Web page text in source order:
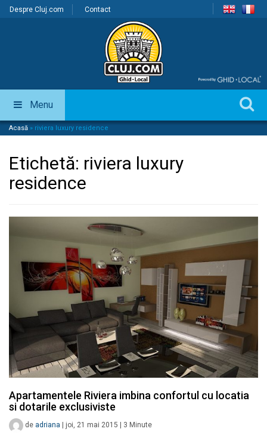
Despre Cluj.com Contact
Menu
Acasă » riviera luxury residence
Etichetă: riviera luxury
residence
Apartamentele Riviera imbina confortul cu locatia
si dotarile exclusiviste
de adriana joi, 21 mai 2015 3 Minute